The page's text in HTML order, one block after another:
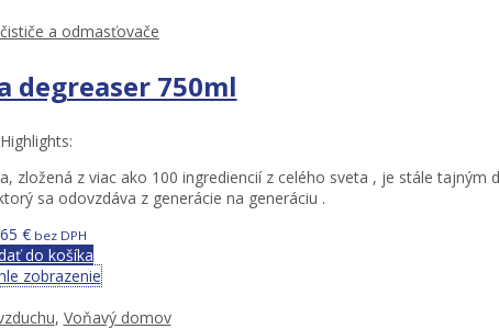
a odmasťovače
degreaser 750ml
Highlights:
zložená z viac ako 100 ingrediencií z celého sveta , je stále tajným
sa odovzdáva z generácie na generáciu .
€bez DPH
do košíka
zobrazenie
, Voňavý domov